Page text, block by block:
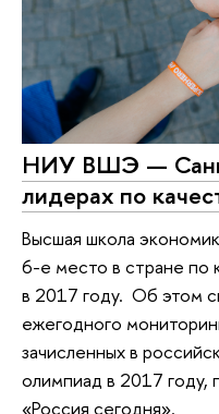
НИУ ВШЭ —
лидерах по
Высшая школа
6-е место в стране по
в 2017 году. Об этом
ежегодного
зачисленных в
олимпиад в 2017
«Россия сегодня».